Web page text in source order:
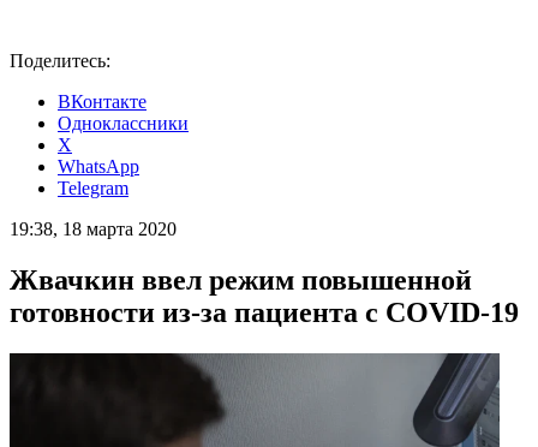
Поделитесь:
ВКонтакте
Одноклассники
X
WhatsApp
Telegram
19:38, 18 марта 2020
Жвачкин ввел режим повышенной
готовности из-за пациента с COVID-19